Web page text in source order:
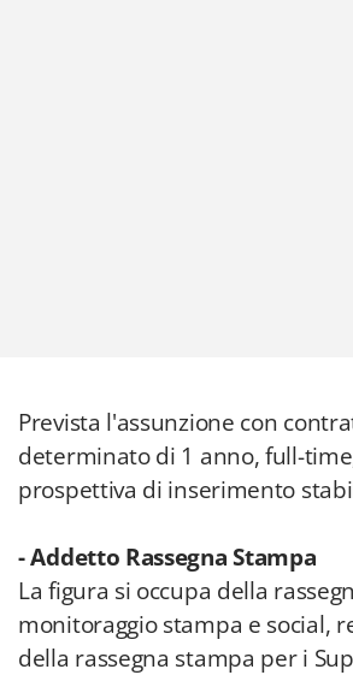
Prevista l'assunzione con
determinato di 1 anno, full-
prospettiva di inserimento
- Addetto Rassegna Stampa
La figura si occupa della
monitoraggio stampa e social,
della rassegna stampa per i